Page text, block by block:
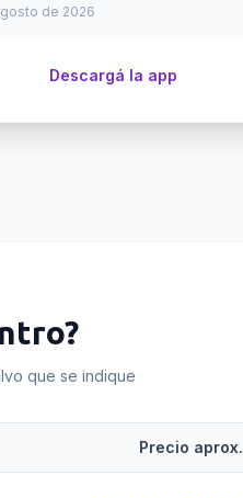
de 2026
Descargá la app
?
que se indique
Precio aprox.